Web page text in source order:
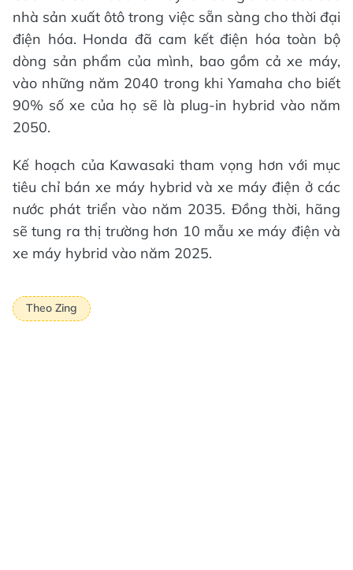
nhà sản xuất ôtô trong việc sẵn sàng cho thời đại
điện hóa. Honda đã cam kết điện hóa toàn bộ
dòng sản phẩm của mình, bao gồm cả xe máy,
vào những năm 2040 trong khi Yamaha cho biết
90% số xe của họ sẽ là plug-in hybrid vào năm
2050.
Kế hoạch của Kawasaki tham vọng hơn với mục
tiêu chỉ bán xe máy hybrid và xe máy điện ở các
nước phát triển vào năm 2035. Đồng thời, hãng
sẽ tung ra thị trường hơn 10 mẫu xe máy điện và
xe máy hybrid vào năm 2025.
Theo Zing